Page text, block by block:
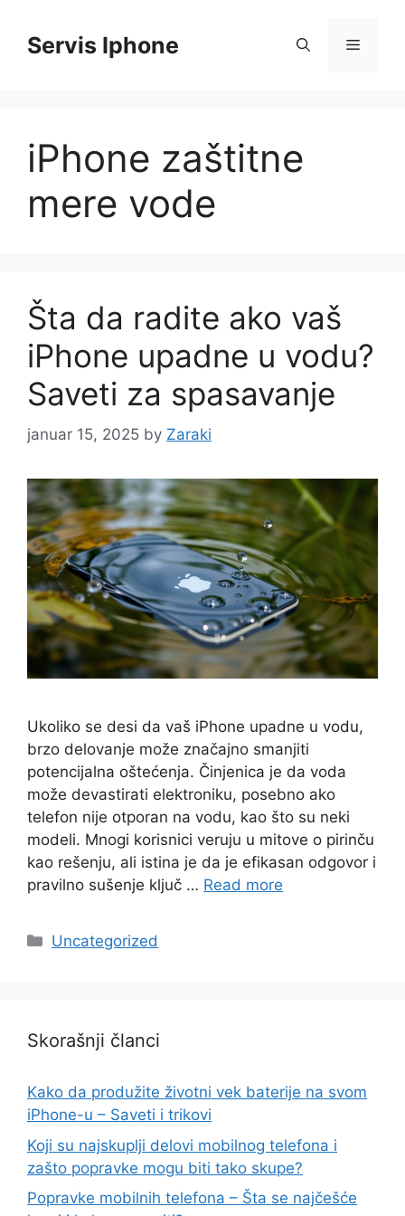
contentServis Iphone Menu
iPhone zaštitne
mere vode
Šta da radite ako vaš
iPhone upadne u vodu?
Saveti za spasavanje
januar 15, 2025 by Zaraki
Ukoliko se desi da vaš iPhone upadne u vodu,
brzo delovanje može značajno smanjiti
potencijalna oštećenja. Činjenica je da voda
može devastirati elektroniku, posebno ako
telefon nije otporan na vodu, kao što su neki
modeli. Mnogi korisnici veruju u mitove o pirinču
kao rešenju, ali istina je da je efikasan odgovor i
pravilno sušenje ključ … Read more
Categories
Uncategorized
Skorašnji članci
Kako da produžite životni vek baterije na svom
iPhone-u – Saveti i trikovi
Koji su najskuplji delovi mobilnog telefona i
zašto popravke mogu biti tako skupe?
Popravke mobilnih telefona – Šta se najčešće